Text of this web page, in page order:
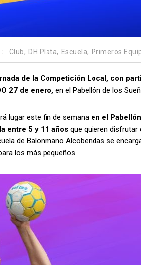
Club, DH Plata, Escuela, Primeros
de la Competición Local, con
27 de enero, en el Pabellón de los
lugar este fin de semana en el
entre 5 y 11 años que quieren disfrutar
de Balonmano Alcobendas se
los más pequeños.